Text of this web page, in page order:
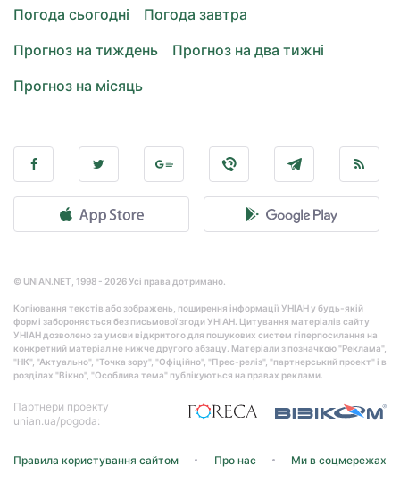
Погода сьогодні
Погода завтра
Прогноз на тиждень
Прогноз на два тижні
Прогноз на місяць
© UNIAN.NET, 1998 - 2026 Усі права дотримано.
Копіювання текстів або зображень, поширення інформації УНІАН у будь-якій
формі забороняється без письмової згоди УНІАН. Цитування матеріалів сайту
УНІАН дозволено за умови відкритого для пошукових систем гіперпосилання на
конкретний матеріал не нижче другого абзацу. Матеріали з позначкою "Реклама",
"НК", "Актуально", "Точка зору", "Офіційно", "Прес-реліз", "партнерський проект" і в
розділах "Вікно", "Особлива тема" публікуються на правах реклами.
Партнери проекту
unian.ua/pogoda:
Правила користування сайтом Про нас Ми в соцмережах